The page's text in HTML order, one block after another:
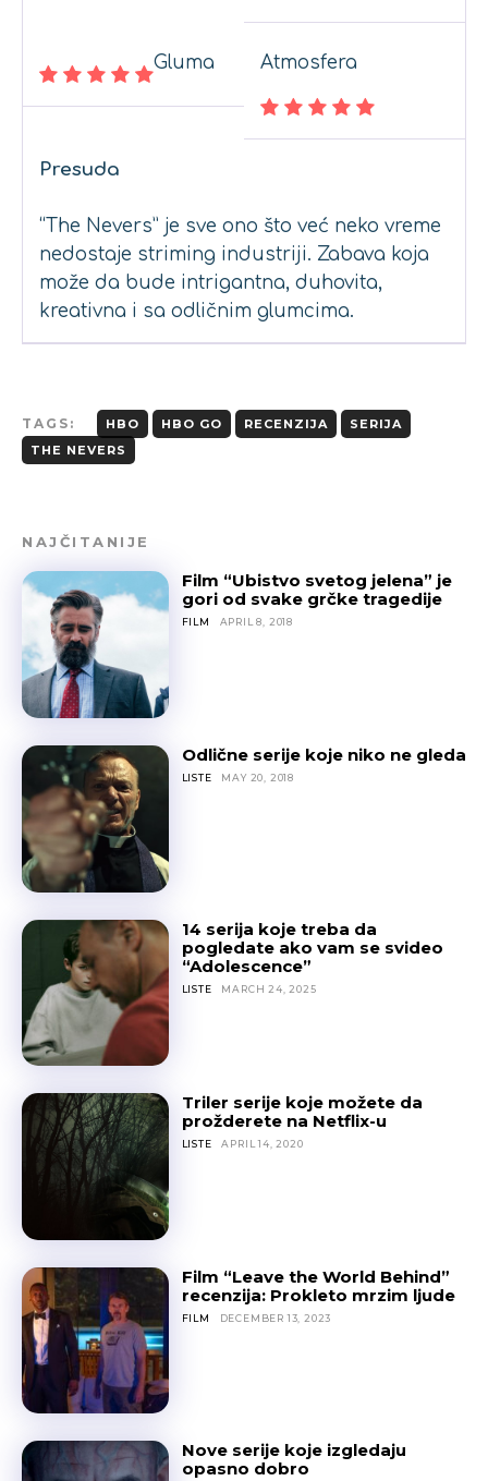
Gluma Atmosfera
Presuda
“The Nevers” je sve ono što već neko vreme
nedostaje striming industriji. Zabava koja
može da bude intrigantna, duhovita,
kreativna i sa odličnim glumcima.
TAGS: HBO HBO GO RECENZIJA
SERIJA
THE NEVERS
NAJČITANIJE
Film “Ubistvo svetog jelena” je
gori od svake grčke tragedije
FILM APRIL 8, 2018
Odlične serije koje niko ne gleda
LISTE MAY 20, 2018
14 serija koje treba da
pogledate ako vam se svideo
“Adolescence”
LISTE MARCH 24, 2025
Triler serije koje možete da
prožderete na Netflix-u
LISTE APRIL 14, 2020
Film “Leave the World Behind”
recenzija: Prokleto mrzim ljude
FILM DECEMBER 13, 2023
Nove serije koje izgledaju
opasno dobro